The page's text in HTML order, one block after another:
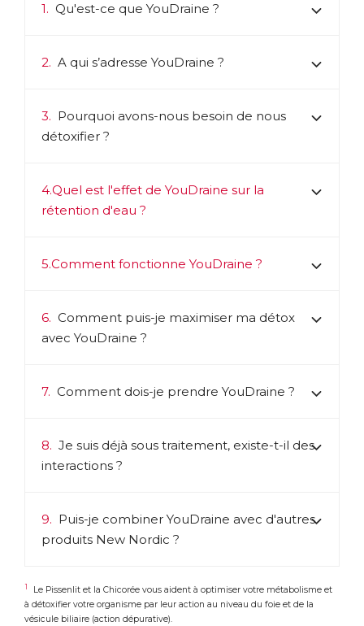
1. Qu'est-ce que YouDraine ?
2. A qui s’adresse YouDraine ?
3. Pourquoi avons-nous besoin de nous
détoxifier ?
4.Quel est l'effet de YouDraine sur la
rétention d'eau ?
5.Comment fonctionne YouDraine ?
6. Comment puis-je maximiser ma détox
avec YouDraine ?
7. Comment dois-je prendre YouDraine ?
8. Je suis déjà sous traitement, existe-t-il des
interactions ?
9. Puis-je combiner YouDraine avec d'autres
produits New Nordic ?
1
Le Pissenlit et la Chicorée vous aident à optimiser votre métabolisme et
à détoxifier votre organisme par leur action au niveau du foie et de la
vésicule biliaire (action dépurative).